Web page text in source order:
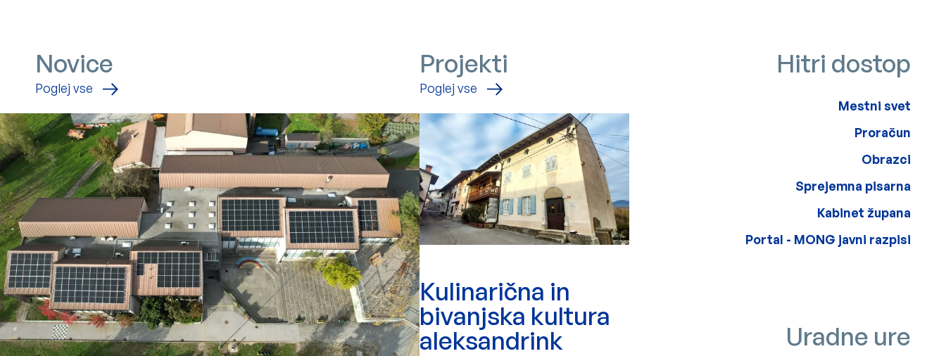
Novice
Poglej vse novice
Projekti
Poglej vse projekte
Kulinarična in
bivanjska kultura
aleksandrink
Stranska
Hitri dostop
Mestni svet
Proračun
Obrazci
Sprejemna pisarna
Kabinet župana
Zunanja povezava na
Portal - MONG javni razpisi
Stranska
Uradne ure